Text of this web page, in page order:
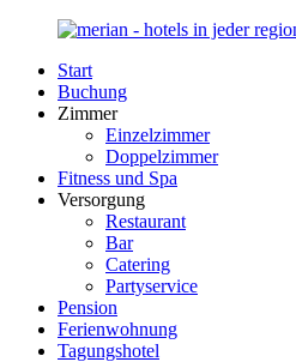
Zurück
Inhalt
Merian-
Hotel.de
Portal
Unterkunft
Deutschland
Start
Buchung
Zimmer
Einzelzimmer
Doppelzimmer
Fitness und Spa
Versorgung
Restaurant
Bar
Catering
Partyservice
Pension
Ferienwohnung
Tagungshotel